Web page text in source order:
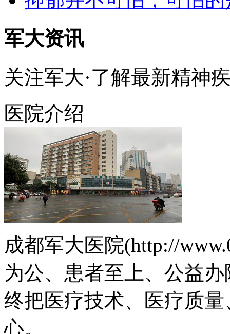
军大资讯
关注军大·了解最新精神
医院介绍
成都军大医院(http://
为公、患者至上、公益
终把医疗技术、医疗质
心。